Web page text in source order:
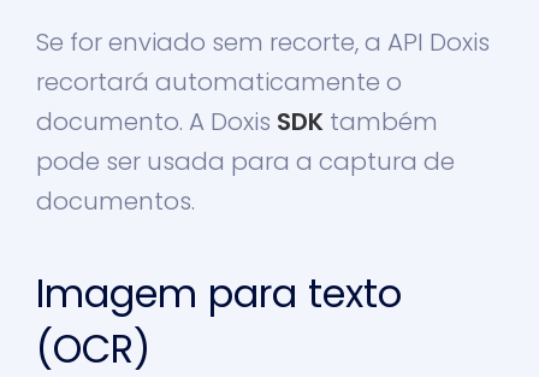
Se for enviado sem recorte, a API Doxis
recortará automaticamente o
documento. A Doxis SDK também
pode ser usada para a captura de
documentos.
Imagem para texto
(OCR)